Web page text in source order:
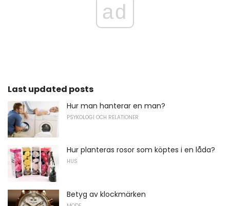
ad
Last updated posts
Hur man hanterar en man?
PSYKOLOGI OCH RELATIONER
Hur planteras rosor som köptes i en låda?
HUS
Betyg av klockmärken